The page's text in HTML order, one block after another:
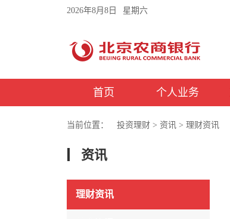
2026年8月8日 星期六
首页 个人业务
当前位置： 投资理财 > 资讯 > 理财资讯
资讯
理财资讯